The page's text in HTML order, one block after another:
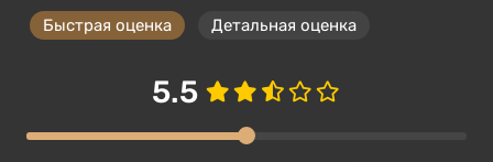
Быстрая оценка Детальная оценка
5.5